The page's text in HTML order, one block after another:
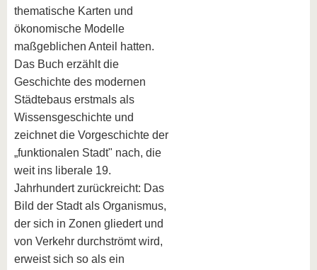
thematische Karten und
ökonomische Modelle
maßgeblichen Anteil hatten.
Das Buch erzählt die
Geschichte des modernen
Städtebaus erstmals als
Wissensgeschichte und
zeichnet die Vorgeschichte der
„funktionalen Stadt" nach, die
weit ins liberale 19.
Jahrhundert zurückreicht: Das
Bild der Stadt als Organismus,
der sich in Zonen gliedert und
von Verkehr durchströmt wird,
erweist sich so als ein